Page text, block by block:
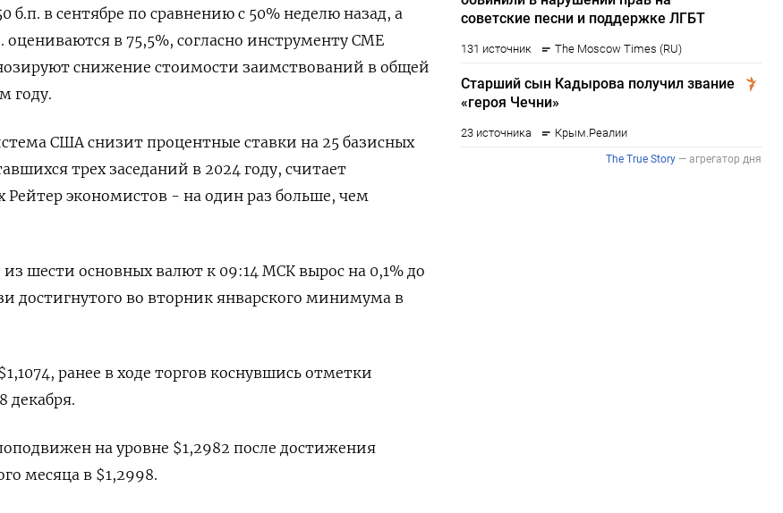
б.п. в сентябре по сравнению с 50% неделю назад, а
в 75,5%, согласно инструменту CME
снижение стоимости заимствований в общей
году.
США снизит процентные ставки на 25 базисных
трех заседаний в 2024 году, считает
экономистов - на один раз больше, чем
шести основных валют к 09:14 МСК вырос на 0,1% до
достигнутого во вторник январского минимума в
ранее в ходе торгов коснувшись отметки
декабря.
на уровне $1,2982 после достижения
месяца в $1,2998.